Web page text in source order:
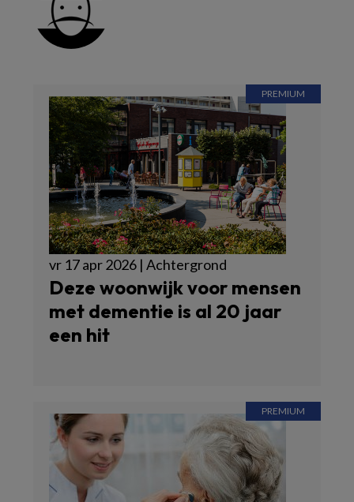
vr 17 apr 2026 | Achtergrond
Deze woonwijk voor mensen
met dementie is al 20 jaar
een hit